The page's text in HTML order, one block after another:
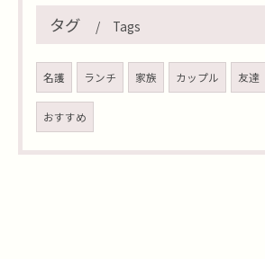
タグ Tags
名護 ランチ 家族 カップル 友達
おすすめ